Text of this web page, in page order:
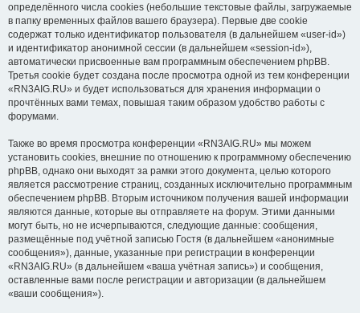
определённого числа cookies (небольшие текстовые файлы, загружаемые
в папку временных файлов вашего браузера). Первые две cookie
содержат только идентификатор пользователя (в дальнейшем «user-id»)
и идентификатор анонимной сессии (в дальнейшем «session-id»),
автоматически присвоенные вам программным обеспечением phpBB.
Третья cookie будет создана после просмотра одной из тем конференции
«RN3AIG.RU» и будет использоваться для хранения информации о
прочтённых вами темах, повышая таким образом удобство работы с
форумами.
Также во время просмотра конференции «RN3AIG.RU» мы можем
установить cookies, внешние по отношению к программному обеспечению
phpBB, однако они выходят за рамки этого документа, целью которого
является рассмотрение страниц, созданных исключительно программным
обеспечением phpBB. Вторым источником получения вашей информации
являются данные, которые вы отправляете на форум. Этими данными
могут быть, но не исчерпываются, следующие данные: сообщения,
размещённые под учётной записью Гостя (в дальнейшем «анонимные
сообщения»), данные, указанные при регистрации в конференции
«RN3AIG.RU» (в дальнейшем «ваша учётная запись») и сообщения,
оставленные вами после регистрации и авторизации (в дальнейшем
«ваши сообщения»).